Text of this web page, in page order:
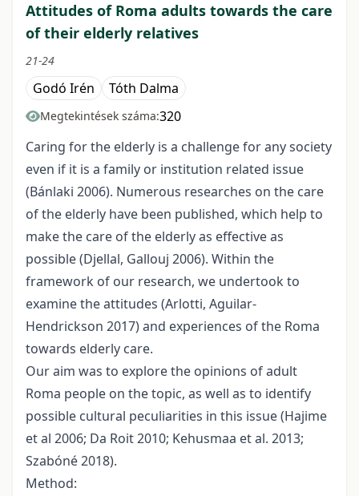
Attitudes of Roma adults towards the care
of their elderly relatives
21-24
Godó Irén Tóth Dalma
Megtekintések száma:320
Caring for the elderly is a challenge for any society
even if it is a family or institution related issue
(Bánlaki 2006). Numerous researches on the care
of the elderly have been published, which help to
make the care of the elderly as effective as
possible (Djellal, Gallouj 2006). Within the
framework of our research, we undertook to
examine the attitudes (Arlotti, Aguilar-
Hendrickson 2017) and experiences of the Roma
towards elderly care.
Our aim was to explore the opinions of adult
Roma people on the topic, as well as to identify
possible cultural peculiarities in this issue (Hajime
et al 2006; Da Roit 2010; Kehusmaa et al. 2013;
Szabóné 2018).
Method: